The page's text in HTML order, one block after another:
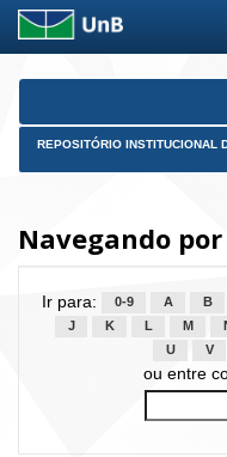
Skip
REPOSITÓRIO INSTITUCIONAL
Navegando
Ir para: 0-9 A B
J
K L M
U
V
ou entre